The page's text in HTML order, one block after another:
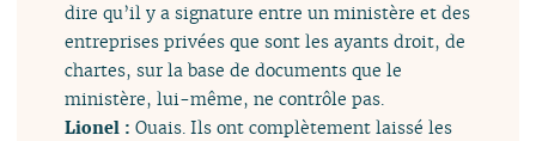
dire qu’il y a signature entre un ministère et des
entreprises privées que sont les ayants droit, de
chartes, sur la base de documents que le
ministère, lui-même, ne contrôle pas.
Lionel : Ouais. Ils ont complètement laissé les